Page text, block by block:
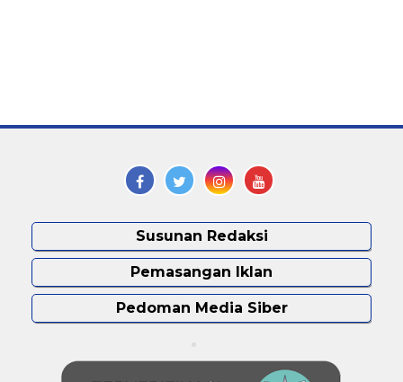
Susunan Redaksi
Pemasangan Iklan
Pedoman Media Siber